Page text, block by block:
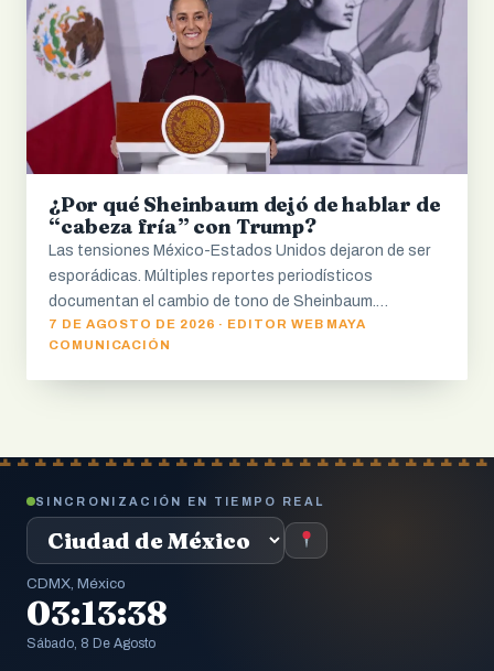
¿Por qué Sheinbaum dejó de hablar de
“cabeza fría” con Trump?
Las tensiones México-Estados Unidos dejaron de ser
esporádicas. Múltiples reportes periodísticos
documentan el cambio de tono de Sheinbaum.…
7 DE AGOSTO DE 2026 · EDITOR WEB MAYA
COMUNICACIÓN
SINCRONIZACIÓN EN TIEMPO REAL
CDMX, México
03:13:39
Sábado, 8 De Agosto